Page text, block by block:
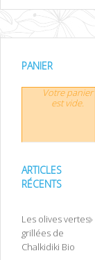
PANIER
Votre panier
est vide.
ARTICLES
RÉCENTS
Les olives vertes
grillées de
Chalkidiki Bio